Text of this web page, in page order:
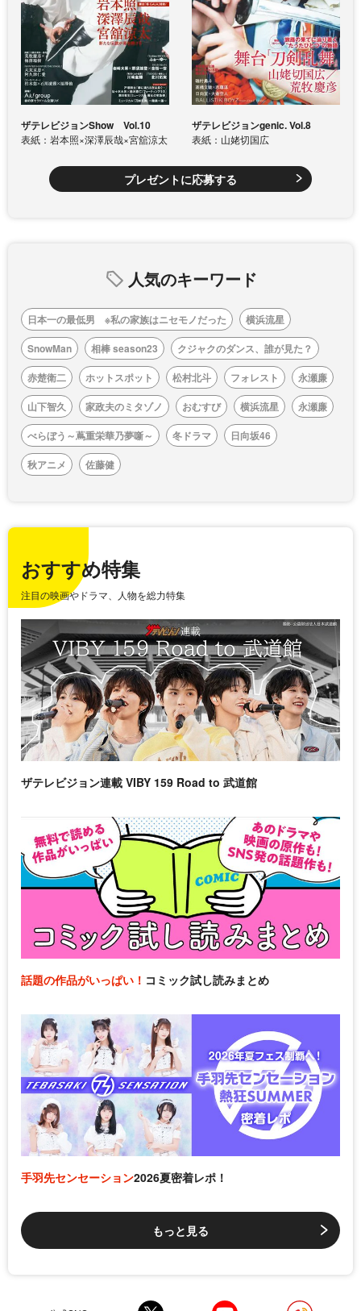
ザテレビジョンShow Vol.10
表紙：岩本照×深澤辰哉×宮舘涼太
ザテレビジョンgenic. Vol.8
表紙：山姥切国広
プレゼントに応募する
人気のキーワード
日本一の最低男 ※私の家族はニセモノだった
横浜流星
SnowMan
相棒 season23
クジャクのダンス、誰が見た？
赤楚衛二
ホットスポット 松村北斗 フォレスト
永瀬廉
山下智久
家政夫のミタゾノ おむすび 横浜流星
永瀬廉
べらぼう～蔦重栄華乃夢噺～
冬ドラマ
日向坂46
秋アニメ
佐藤健
おすすめ特集
注目の映画やドラマ、人物を総力特集
ザテレビジョン連載 VIBY 159 Road to 武道館
話題の作品がいっぱい！ コミック試し読みまとめ
手羽先センセーション2026夏密着レポ！
もっと見る